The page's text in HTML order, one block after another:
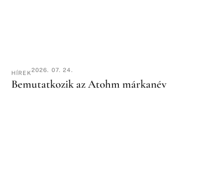
HÍREK2026. 07. 24.
Bemutatkozik az Atohm márkanév